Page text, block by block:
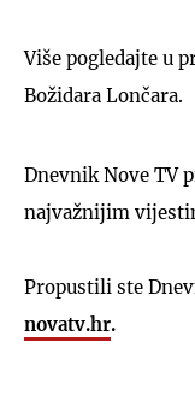
Više pogledajte u
Božidara Lončara.
Dnevnik Nove TV
najvažnijim
Propustili ste
novatv.hr.